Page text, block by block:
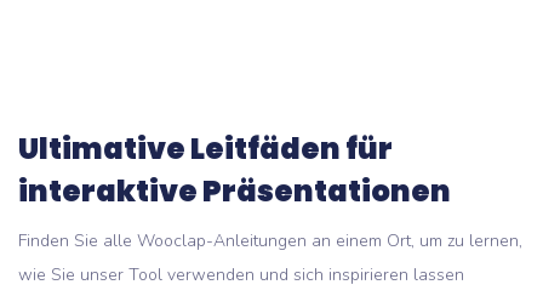
Ultimative Leitfäden für
interaktive Präsentationen
Finden Sie alle Wooclap-Anleitungen an einem Ort, um zu lernen,
wie Sie unser Tool verwenden und sich inspirieren lassen